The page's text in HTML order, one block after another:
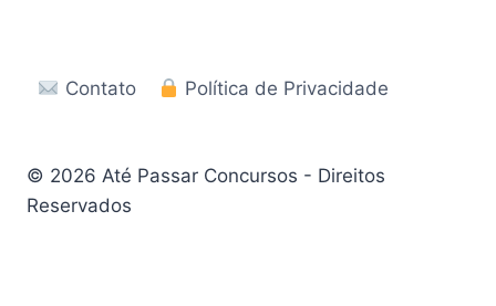
Contato Política de Privacidade
© 2026 Até Passar Concursos - Direitos
Reservados